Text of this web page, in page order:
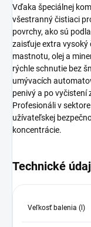
Vďaka špeciálnej
všestranný čistiaci
povrchy, ako sú
zaisťuje extra vysoký
mastnotu, olej a
rýchle schnutie bez
umývacích
penivý a po
Profesionáli v
užívateľskej
koncentrácie.
Technické
Veľkosť balenia (l)